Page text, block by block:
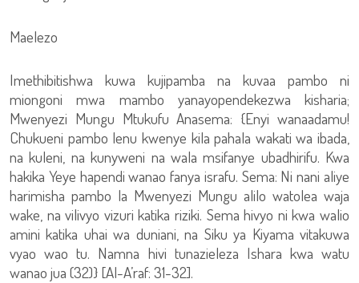
Maelezo
Imethibitishwa kuwa kujipamba na kuvaa pambo ni
miongoni mwa mambo yanayopendekezwa kisharia;
Mwenyezi Mungu Mtukufu Anasema: {Enyi wanaadamu!
Chukueni pambo lenu kwenye kila pahala wakati wa ibada,
na kuleni, na kunyweni na wala msifanye ubadhirifu. Kwa
hakika Yeye hapendi wanao fanya israfu. Sema: Ni nani aliye
harimisha pambo la Mwenyezi Mungu alilo watolea waja
wake, na vilivyo vizuri katika riziki. Sema hivyo ni kwa walio
amini katika uhai wa duniani, na Siku ya Kiyama vitakuwa
vyao wao tu. Namna hivi tunazieleza Ishara kwa watu
wanao jua (32)} [Al-A’raf: 31-32].